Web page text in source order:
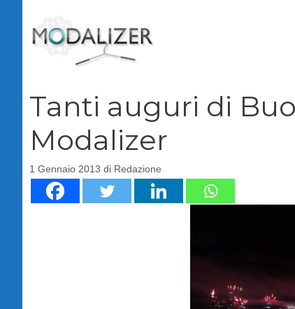
contenuto
Tanti auguri di
Modalizer
1 Gennaio 2013 di Redazione